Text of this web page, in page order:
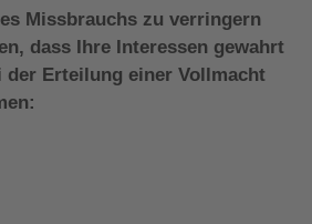
Missbrauchs zu verringern
dass Ihre Interessen gewahrt
der Erteilung einer Vollmacht